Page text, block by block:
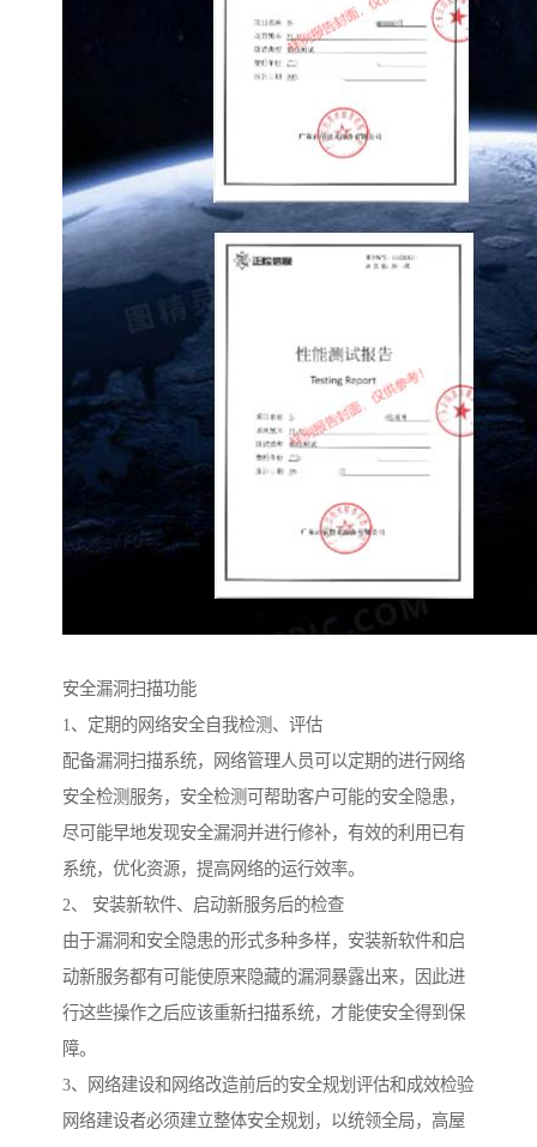
安全漏洞扫描功能
1、定期的网络安全自我检测、评估
配备漏洞扫描系统，网络管理人员可以定期的进行网络
安全检测服务，安全检测可帮助客户可能的安全隐患，
尽可能早地发现安全漏洞并进行修补，有效的利用已有
系统，优化资源，提高网络的运行效率。
2、 安装新软件、启动新服务后的检查
由于漏洞和安全隐患的形式多种多样，安装新软件和启
动新服务都有可能使原来隐藏的漏洞暴露出来，因此进
行这些操作之后应该重新扫描系统，才能使安全得到保
障。
3、网络建设和网络改造前后的安全规划评估和成效检验
网络建设者必须建立整体安全规划，以统领全局，高屋